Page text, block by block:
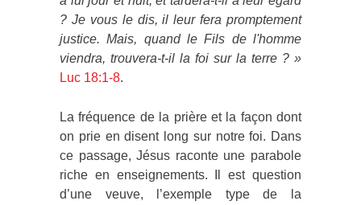
? Je vous le dis, il leur fera promptement
justice. Mais, quand le Fils de l'homme
viendra, trouvera-t-il la foi sur la terre ? »
Luc 18:1-8.
La fréquence de la prière et la façon dont
on prie en disent long sur notre foi. Dans
ce passage, Jésus raconte une parabole
riche en enseignements. Il est question
d’une veuve, l’exemple type de la